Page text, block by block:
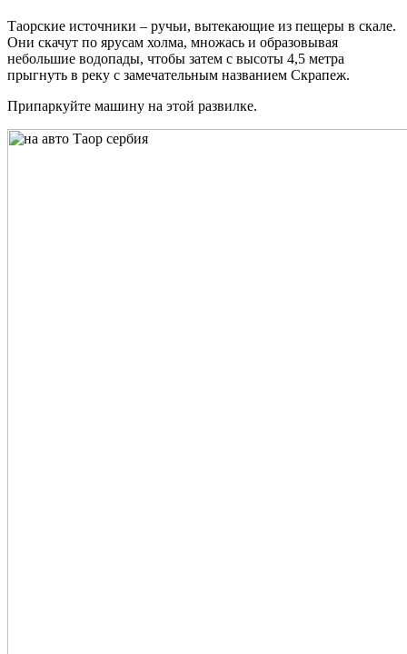
Таорские источники – ручьи, вытекающие из пещеры в скале.
Они скачут по ярусам холма, множась и образовывая
небольшие водопады, чтобы затем с высоты 4,5 метра
прыгнуть в реку с замечательным названием Скрапеж.
Припаркуйте машину на этой развилке.